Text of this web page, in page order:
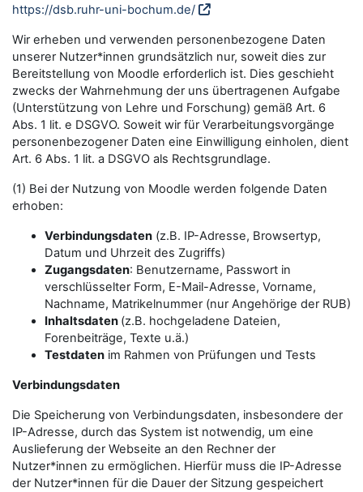
https://dsb.ruhr-uni-bochum.de/
Wir erheben und verwenden personenbezogene Daten
unserer Nutzer*innen grundsätzlich nur, soweit dies zur
Bereitstellung von Moodle erforderlich ist. Dies geschieht
zwecks der Wahrnehmung der uns übertragenen Aufgabe
(Unterstützung von Lehre und Forschung) gemäß Art. 6
Abs. 1 lit. e DSGVO. Soweit wir für Verarbeitungsvorgänge
personenbezogener Daten eine Einwilligung einholen, dient
Art. 6 Abs. 1 lit. a DSGVO als Rechtsgrundlage.
(1) Bei der Nutzung von Moodle werden folgende Daten
erhoben:
Verbindungsdaten (z.B. IP-Adresse, Browsertyp,
Datum und Uhrzeit des Zugriffs)
Zugangsdaten: Benutzername, Passwort in
verschlüsselter Form, E-Mail-Adresse, Vorname,
Nachname, Matrikelnummer (nur Angehörige der RUB)
Inhaltsdaten (z.B. hochgeladene Dateien,
Forenbeiträge, Texte u.ä.)
Testdaten im Rahmen von Prüfungen und Tests
Verbindungsdaten
Die Speicherung von Verbindungsdaten, insbesondere der
IP-Adresse, durch das System ist notwendig, um eine
Auslieferung der Webseite an den Rechner der
Nutzer*innen zu ermöglichen. Hierfür muss die IP-Adresse
der Nutzer*innen für die Dauer der Sitzung gespeichert